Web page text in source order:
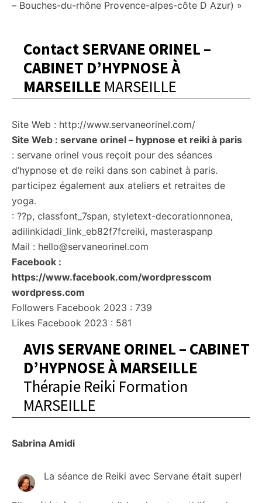
– Bouches-du-rhône Provence-alpes-côte D Azur) »
Contact SERVANE ORINEL –
CABINET D’HYPNOSE À
MARSEILLE MARSEILLE
Site Web : http://www.servaneorinel.com/
Site Web : servane orinel – hypnose et reiki à paris
: servane orinel vous reçoit pour des séances
d’hypnose et de reiki dans son cabinet à paris.
participez également aux ateliers et retraites de
yoga.
: ??p, classfont_7span, styletext-decorationnonea,
adilinkidadi_link_eb82f7fcreiki, masteraspanp
Mail : hello@servaneorinel.com
Facebook :
https://www.facebook.com/wordpresscom
wordpress.com
Followers Facebook 2023 : 739
Likes Facebook 2023 : 581
AVIS SERVANE ORINEL – CABINET
D’HYPNOSE À MARSEILLE
Thérapie Reiki Formation
MARSEILLE
Sabrina Amidi
La séance de Reiki avec Servane était super!